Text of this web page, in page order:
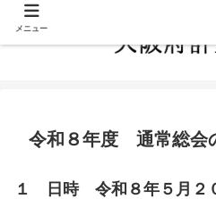
令和８年度 通常総会
１ 日時 令和８年５月２
メニュー